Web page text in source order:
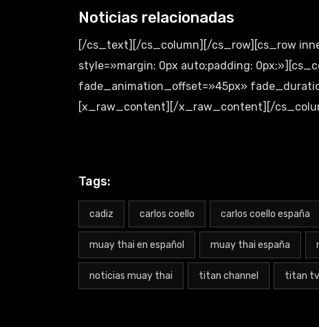
Noticias relacionadas
[/cs_text][/cs_column][/cs_row][cs_row
style=»margin: 0px auto;padding:
fade_animation_offset=»45px»
[x_raw_content][/x_raw_content][/
Tags:
cadiz carlos coello carlos coello españa
muay thai en español muay thai españa
noticias muay thai titan channel titan tv